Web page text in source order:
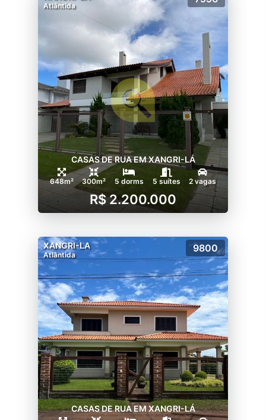
Atlântida
CASAS DE RUA EM XANGRI-LÁ
648m² 300m² 5 dorms 5 suítes 2 vagas
R$ 2.200.000
XANGRI-LA
Atlântida
9800
CASAS DE RUA EM XANGRI-LÁ